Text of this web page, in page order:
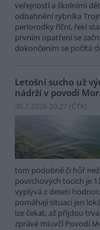
veřejností a školními
odbahnění rybníka
perlorodky říční, řekl
prvním opatření se
dokončením se počítá
Letošní sucho už
nádrží v povodí
30.7.2026 20:27 (ČTK)
tom podobně či hůř
povrchových tocích je
vyplývá z deseti
pomáhají situaci jen
lze čekat, až přijdou
zprávě mluvčí Povodí